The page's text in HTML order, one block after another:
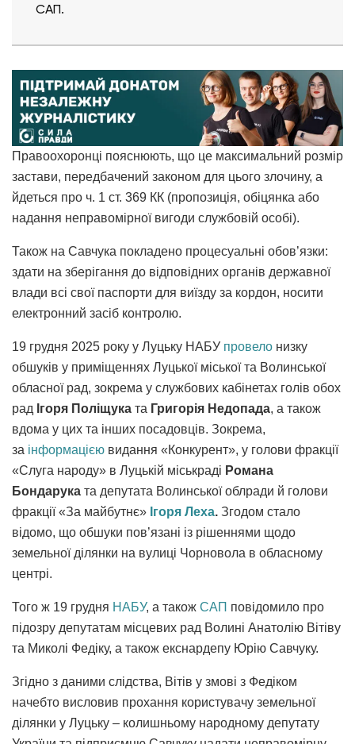
САП.
Правоохоронці пояснюють, що це максимальний розмір
застави, передбачений законом для цього злочину, а
йдеться про ч. 1 ст. 369 КК (пропозиція, обіцянка або
надання неправомірної вигоди службовій особі).
Також на Савчука покладено процесуальні обов’язки:
здати на зберігання до відповідних органів державної
влади всі свої паспорти для виїзду за кордон, носити
електронний засіб контролю.
19 грудня 2025 року у Луцьку НАБУ провело низку
обшуків у приміщеннях Луцької міської та Волинської
обласної рад, зокрема у службових кабінетах голів обох
рад Ігоря Поліщука та Григорія Недопада, а також
вдома у цих та інших посадовців. Зокрема,
за інформацією видання «Конкурент», у голови фракції
«Слуга народу» в Луцькій міськраді Романа
Бондарука та депутата Волинської облради й голови
фракції «За майбутнє» Ігоря Леха. Згодом стало
відомо, що обшуки пов’язані із рішеннями щодо
земельної ділянки на вулиці Чорновола в обласному
центрі.
Того ж 19 грудня НАБУ, а також САП повідомило про
підозру депутатам місцевих рад Волині Анатолію Вітіву
та Миколі Федіку, а також екснардепу Юрію Савчуку.
Згідно з даними слідства, Вітів у змові з Федіком
начебто висловив прохання користувачу земельної
ділянки у Луцьку – колишньому народному депутату